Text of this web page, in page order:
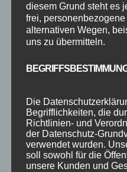
Fortgeschrittene
im Schloss
Jive
Schaut hin!
Schloss
Sommerferien
Training
Weihnachten
Workshop tanzen
Zumba
diesem Grund steht es
frei,
alternativen Wegen,
uns zu übermitteln.
Die
Begrifflichkeiten, die
Richtlinien- und
der Datenschutz-
verwendet wurden.
soll sowohl für die
unsere Kunden und